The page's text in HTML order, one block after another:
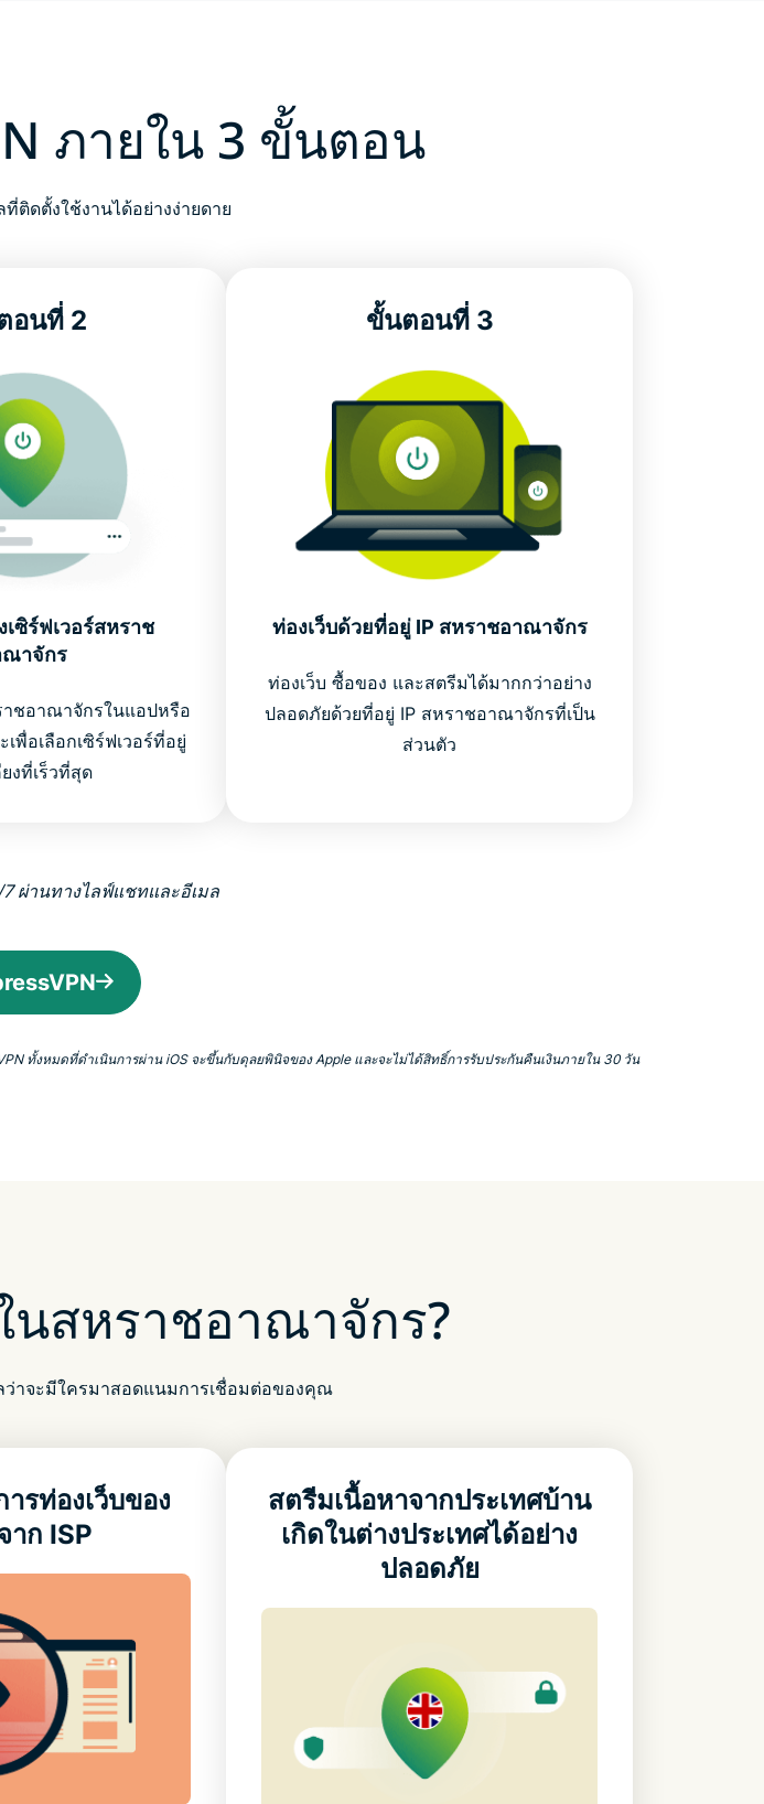
ภายใน 3 ขั้นตอน
ติดตั้งใช้งานได้อย่างง่ายดาย
อนที่ 2
เซิร์ฟเวอร์สหราช
ณาจักร
าชอาณาจักรในแอปหรือ
พื่อเลือกเซิร์ฟเวอร์ที่อยู่
งที่เร็วที่สุด
ขั้นตอนที่ 3
ท่องเว็บด้วยที่อยู่ IP สหราชอาณาจักร
ท่องเว็บ ซื้อของ และสตรีมได้มากกว่าอย่าง
ปลอดภัยด้วยที่อยู่ IP สหราชอาณาจักรที่เป็น
ส่วนตัว
ผ่านทางไลฟ์แชทและอีเมล
ทั้งหมดที่ดำเนินการผ่าน iOS จะขึ้นกับดุลยพินิจของ Apple และจะไม่ได้สิทธิ์การรับประกันคืนเงินภายใน 30 วัน
นสหราชอาณาจักร?
ว่าจะมีใครมาสอดแนมการเชื่อมต่อของคุณ
รท่องเว็บของ
ก ISP
สตรีมเนื้อหาจากประเทศบ้าน
เกิดในต่างประเทศได้อย่าง
ปลอดภัย